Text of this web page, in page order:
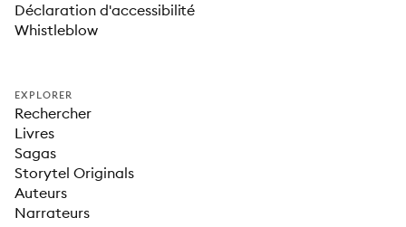
Déclaration d'accessibilité
Whistleblow
EXPLORER
Rechercher
Livres
Sagas
Storytel Originals
Auteurs
Narrateurs